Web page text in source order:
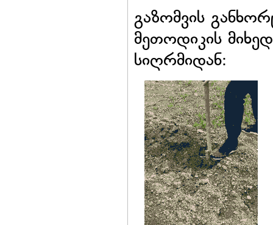
გაზომვის
მეთოდიკის
სიღრმიდან: